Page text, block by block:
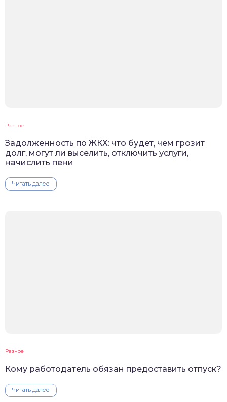
Разное
Задолженность по ЖКХ: что будет, чем грозит
долг, могут ли выселить, отключить услуги,
начислить пени
Читать далее
Разное
Кому работодатель обязан предоставить отпуск?
Читать далее